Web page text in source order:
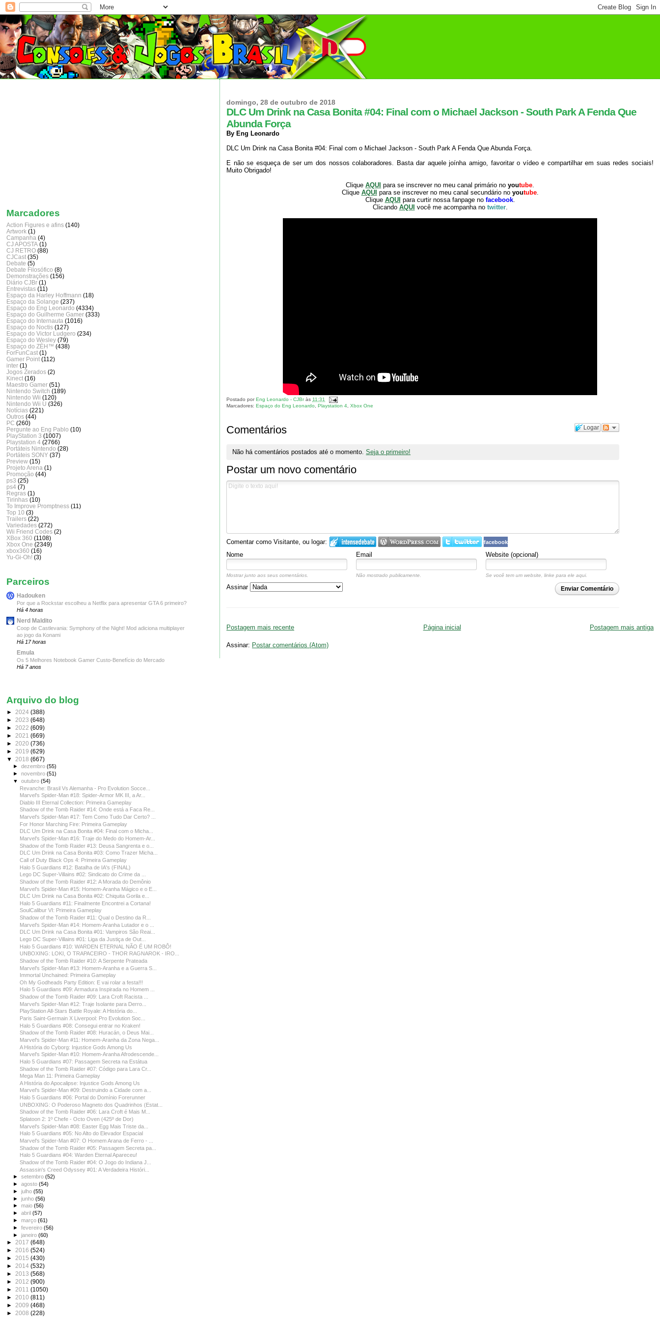
domingo, 28 de outubro de 2018
DLC Um Drink na Casa Bonita #04: Final com o Michael Jackson - South Park A Fenda Que
Abunda Força
By Eng Leonardo
DLC Um Drink na Casa Bonita #04: Final com o Michael Jackson - South Park A Fenda Que Abunda Força.
E não se esqueça de ser um dos nossos colaboradores. Basta dar aquele joínha amigo, favoritar o vídeo e compartilhar em suas redes sociais!
Muito Obrigado!
CliqueAQUI para se inscrever no meu canal primário noyoutube.
Clique AQUI para se inscrever no meu canal secundário no youtube.
Clique AQUI para curtir nossa fanpage no facebook.
Clicando AQUI você me acompanha no twitter.
Postado porEng Leonardo - CJBràs11:31
Marcadores:Espaço do Eng Leonardo ,Playstation 4 ,Xbox One
Logar
Comentários
Não há comentários postados até o momento.Seja o primeiro!
Postar um novo comentário
Comentar como Visitante, ou logar: facebook
Nome Email Website (opcional)
Mostrar junto aos seus comentários. Não mostrado publicamente. Se você tem um website, linke para ele aqui.
Enviar Comentário
Assinar
Postagem mais recente Postagem mais antiga
Página inicial
Assinar: Postar comentários (Atom)
Marcadores
Action Figures e afins (140)
Artwork (1)
Campanha (4)
CJ APOSTA (1)
CJ RETRO (88)
CJCast (35)
Debate (5)
Debate Filosófico (8)
Demonstrações (156)
Diário CJBr (1)
Entrevistas (11)
Espaço da Harley Hoffmann (18)
Espaço da Solange (237)
Espaço do Eng Leonardo (4334)
Espaço do Guilherme Gamer (333)
Espaço do Internauta (1016)
Espaço do Noctis (127)
Espaço do Victor Ludgero (234)
Espaço do Wesley (79)
Espaço do ZÈH™ (438)
ForFunCast (1)
Gamer Point (112)
inter (1)
Jogos Zerados (2)
Kinect (16)
Maestro Gamer (51)
Nintendo Switch (189)
Nintendo Wii (120)
Nintendo Wii U (326)
Notícias (221)
Outros (44)
PC (260)
Pergunte ao Eng Pablo (10)
PlayStation 3 (1007)
Playstation 4 (2766)
Portáteis Nintendo (28)
Portáteis SONY (37)
Preview (15)
Projeto Arena (1)
Promoção (44)
ps3 (25)
ps4 (7)
Regras (1)
Tirinhas (10)
To Improve Promptness (11)
Top 10 (3)
Trailers (22)
Variedades (272)
Wii Friend Codes (2)
XBox 360 (1108)
Xbox One (2349)
xbox360 (16)
Yu-Gi-Oh! (3)
Parceiros
Hadouken
Por que a Rockstar escolheu a Netflix para apresentar GTA 6 primeiro?
Há 4 horas
Nerd Maldito
Coop de Castlevania: Symphony of the Night! Mod adiciona multiplayer
ao jogo da Konami
Há 17 horas
Emula
Os 5 Melhores Notebook Gamer Custo-Benefício do Mercado
Há 7 anos
Arquivo do blog
► 2024 (388)
► 2023 (648)
► 2022 (609)
► 2021 (669)
► 2020 (736)
► 2019 (629)
▼ 2018 (667)
►dezembro(55)
►novembro(51)
▼outubro(54)
Revanche: Brasil Vs Alemanha - Pro Evolution Socce...
Marvel's Spider-Man #18: Spider-Armor MK III, a Ar...
Diablo III Eternal Collection: Primeira Gameplay
Shadow of the Tomb Raider #14: Onde está a Faca Re...
Marvel's Spider-Man #17: Tem Como Tudo Dar Certo? ...
For Honor Marching Fire: Primeira Gameplay
DLC Um Drink na Casa Bonita #04: Final com o Micha...
Marvel's Spider-Man #16: Traje do Medo do Homem-Ar...
Shadow of the Tomb Raider #13: Deusa Sangrenta e o...
DLC Um Drink na Casa Bonita #03: Como Trazer Micha...
Call of Duty Black Ops 4: Primeira Gameplay
Halo 5 Guardians #12: Batalha de IA's (FINAL)
Lego DC Super-Villains #02: Sindicato do Crime da ...
Shadow of the Tomb Raider #12: A Morada do Demônio
Marvel's Spider-Man #15: Homem-Aranha Mágico e o E...
DLC Um Drink na Casa Bonita #02: Chiquita Gorila e...
Halo 5 Guardians #11: Finalmente Encontrei a Cortana!
SoulCalibur VI: Primeira Gameplay
Shadow of the Tomb Raider #11: Qual o Destino da R...
Marvel's Spider-Man #14: Homem-Aranha Lutador e o ...
DLC Um Drink na Casa Bonita #01: Vampiros São Reai...
Lego DC Super-Villains #01: Liga da Justiça de Out...
Halo 5 Guardians #10: WARDEN ETERNAL NÃO É UM ROBÔ!
UNBOXING: LOKI, O TRAPACEIRO - THOR RAGNAROK - IRO...
Shadow of the Tomb Raider #10: A Serpente Prateada
Marvel's Spider-Man #13: Homem-Aranha e a Guerra S...
Immortal Unchained: Primeira Gameplay
Oh My Godheads Party Edition: E vai rolar a festa!!!
Halo 5 Guardians #09: Armadura Inspirada no Homem ...
Shadow of the Tomb Raider #09: Lara Croft Racista ...
Marvel's Spider-Man #12: Traje Isolante para Derro...
PlayStation All-Stars Battle Royale: A História do...
Paris Saint-Germain X Liverpool: Pro Evolution Soc...
Halo 5 Guardians #08: Consegui entrar no Kraken!
Shadow of the Tomb Raider #08: Huracán, o Deus Mai...
Marvel's Spider-Man #11: Homem-Aranha da Zona Nega...
A História do Cyborg: Injustice Gods Among Us
Marvel's Spider-Man #10: Homem-Aranha Afrodescende...
Halo 5 Guardians #07: Passagem Secreta na Estátua
Shadow of the Tomb Raider #07: Código para Lara Cr...
Mega Man 11: Primeira Gameplay
A História do Apocalipse: Injustice Gods Among Us
Marvel's Spider-Man #09: Destruindo a Cidade com a...
Halo 5 Guardians #06: Portal do Domínio Forerunner
UNBOXING: O Poderoso Magneto dos Quadrinhos (Estat...
Shadow of the Tomb Raider #06: Lara Croft é Mais M...
Splatoon 2: 1º Chefe - Octo Oven (425º de Dor)
Marvel's Spider-Man #08: Easter Egg Mais Triste da...
Halo 5 Guardians #05: No Alto do Elevador Espacial
Marvel's Spider-Man #07: O Homem Arana de Ferro - ...
Shadow of the Tomb Raider #05: Passagem Secreta pa...
Halo 5 Guardians #04: Warden Eternal Apareceu!
Shadow of the Tomb Raider #04: O Jogo do Indiana J...
Assassin's Creed Odyssey #01: A Verdadeira Históri...
►setembro(52)
►agosto(54)
►julho(55)
►junho(56)
►maio(56)
►abril(57)
►março(61)
►fevereiro(56)
►janeiro(60)
► 2017 (648)
► 2016 (524)
► 2015 (430)
► 2014 (532)
► 2013 (568)
► 2012 (900)
► 2011 (1050)
► 2010 (811)
► 2009 (468)
► 2008 (228)